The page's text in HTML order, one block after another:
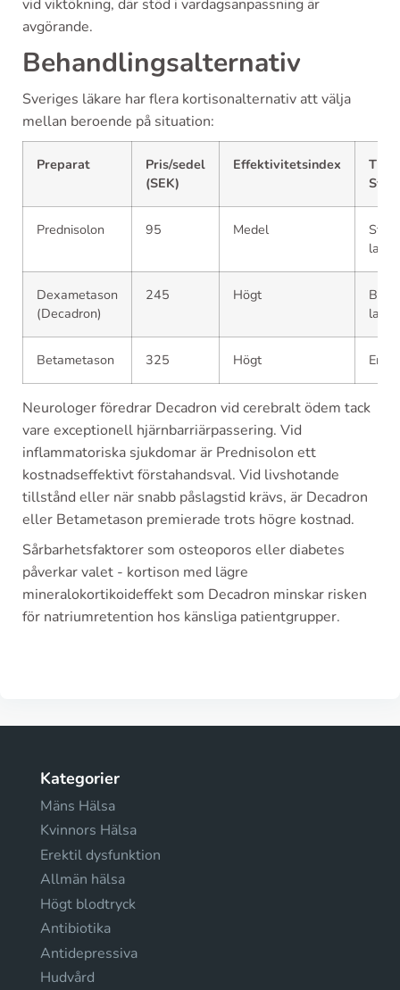
vid viktökning, där stöd i vardagsanpassning är
avgörande.
Behandlingsalternativ
Sveriges läkare har flera kortisonalternativ att välja
mellan beroende på situation:
Preparat
Pris/sedel
(SEK)
Effektivitetsindex
Prednisolon 95 Medel
Stor
Dexametason
(Decadron)
245 Högt
lager
Betametason 325 Högt
Neurologer föredrar Decadron vid cerebralt ödem tack
vare exceptionell hjärnbarriärpassering. Vid
inflammatoriska sjukdomar är Prednisolon ett
kostnadseffektivt förstahandsval. Vid livshotande
tillstånd eller när snabb påslagstid krävs, är Decadron
eller Betametason premierade trots högre kostnad.
Sårbarhetsfaktorer som osteoporos eller diabetes
påverkar valet - kortison med lägre
mineralokortikoideffekt som Decadron minskar risken
för natriumretention hos känsliga patientgrupper.
Kategorier
Mäns Hälsa
Kvinnors Hälsa
Erektil dysfunktion
Allmän hälsa
Högt blodtryck
Antibiotika
Antidepressiva
Hudvård